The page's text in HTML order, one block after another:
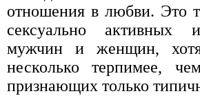
отношения в любви. Это
сексуально активных
мужчин и женщин,
несколько терпимее,
признающих только